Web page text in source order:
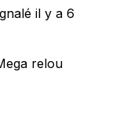
il y a 6
relou